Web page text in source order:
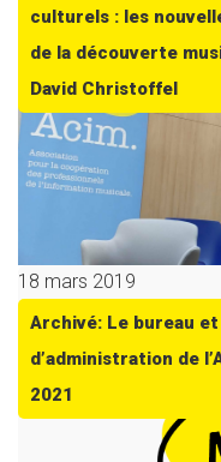
culturels : les
de la découverte
David Christoffel
18 mars 2019
Archivé: Le bureau
d’administration de
2021